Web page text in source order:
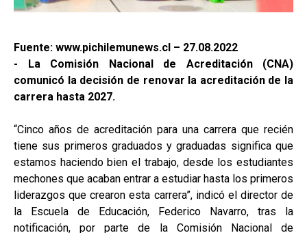
Fuente: www.pichilemunews.cl – 27.08.2022
- La Comisión Nacional de Acreditación (CNA)
comunicó la decisión de renovar la acreditación de la
carrera hasta 2027.
“Cinco años de acreditación para una carrera que recién
tiene sus primeros graduados y graduadas significa que
estamos haciendo bien el trabajo, desde los estudiantes
mechones que acaban entrar a estudiar hasta los primeros
liderazgos que crearon esta carrera”, indicó el director de
la Escuela de Educación, Federico Navarro, tras la
notificación, por parte de la Comisión Nacional de